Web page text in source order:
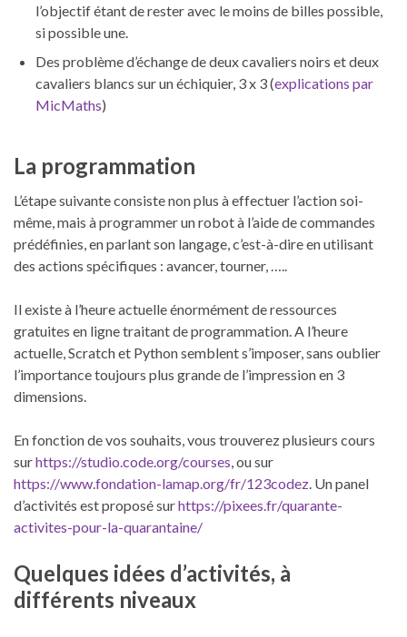
l’objectif étant de rester avec le moins de billes possible,
si possible une.
Des problème d’échange de deux cavaliers noirs et deux
cavaliers blancs sur un échiquier, 3 x 3 (explications par
MicMaths)
La programmation
L’étape suivante consiste non plus à effectuer l’action soi-
même, mais à programmer un robot à l’aide de commandes
prédéfinies, en parlant son langage, c’est-à-dire en utilisant
des actions spécifiques : avancer, tourner, …..
Il existe à l’heure actuelle énormément de ressources
gratuites en ligne traitant de programmation. A l’heure
actuelle, Scratch et Python semblent s’imposer, sans oublier
l’importance toujours plus grande de l’impression en 3
dimensions.
En fonction de vos souhaits, vous trouverez plusieurs cours
surhttps://studio.code.org/courses, ou sur
https://www.fondation-lamap.org/fr/123codez. Un panel
d’activités est proposé surhttps://pixees.fr/quarante-
activites-pour-la-quarantaine/
Quelques idées d’activités, à
différents niveaux